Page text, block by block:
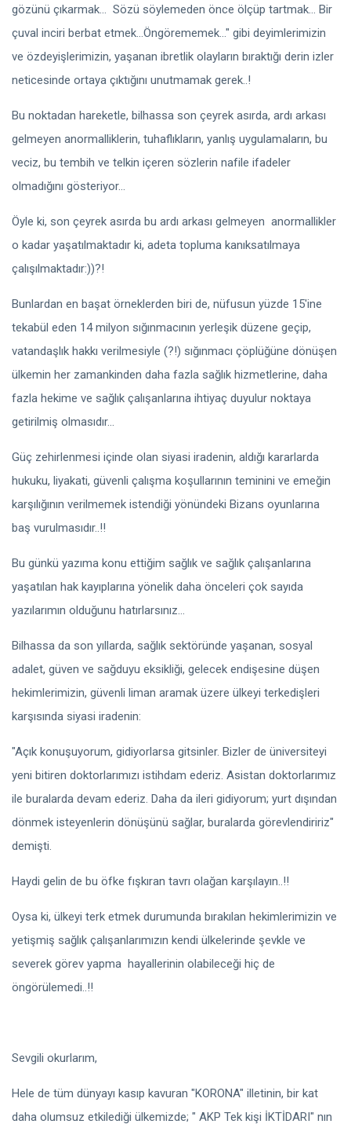
gözünü çıkarmak... Sözü söylemeden önce ölçüp tartmak... Bir
çuval inciri berbat etmek...Öngörememek..." gibi deyimlerimizin
ve özdeyişlerimizin, yaşanan ibretlik olayların bıraktığı derin izler
neticesinde ortaya çıktığını unutmamak gerek..!
Bu noktadan hareketle, bilhassa son çeyrek asırda, ardı arkası
gelmeyen anormalliklerin, tuhaflıkların, yanlış uygulamaların, bu
veciz, bu tembih ve telkin içeren sözlerin nafile ifadeler
olmadığını gösteriyor...
Öyle ki, son çeyrek asırda bu ardı arkası gelmeyen anormallikler
o kadar yaşatılmaktadır ki, adeta topluma kanıksatılmaya
çalışılmaktadır:))?!
Bunlardan en başat örneklerden biri de, nüfusun yüzde 15'ine
tekabül eden 14 milyon sığınmacının yerleşik düzene geçip,
vatandaşlık hakkı verilmesiyle (?!) sığınmacı çöplüğüne dönüşen
ülkemin her zamankinden daha fazla sağlık hizmetlerine, daha
fazla hekime ve sağlık çalışanlarına ihtiyaç duyulur noktaya
getirilmiş olmasıdır...
Güç zehirlenmesi içinde olan siyasi iradenin, aldığı kararlarda
hukuku, liyakati, güvenli çalışma koşullarının teminini ve emeğin
karşılığının verilmemek istendiği yönündeki Bizans oyunlarına
baş vurulmasıdır..!!
Bu günkü yazıma konu ettiğim sağlık ve sağlık çalışanlarına
yaşatılan hak kayıplarına yönelik daha önceleri çok sayıda
yazılarımın olduğunu hatırlarsınız...
Bilhassa da son yıllarda, sağlık sektöründe yaşanan, sosyal
adalet, güven ve sağduyu eksikliği, gelecek endişesine düşen
hekimlerimizin, güvenli liman aramak üzere ülkeyi terkedişleri
karşısında siyasi iradenin:
"Açık konuşuyorum, gidiyorlarsa gitsinler. Bizler de üniversiteyi
yeni bitiren doktorlarımızı istihdam ederiz. Asistan doktorlarımız
ile buralarda devam ederiz. Daha da ileri gidiyorum; yurt dışından
dönmek isteyenlerin dönüşünü sağlar, buralarda görevlendiririz"
demişti.
Haydi gelin de bu öfke fışkıran tavrı olağan karşılayın..!!
Oysa ki, ülkeyi terk etmek durumunda bırakılan hekimlerimizin ve
yetişmiş sağlık çalışanlarımızın kendi ülkelerinde şevkle ve
severek görev yapma hayallerinin olabileceği hiç de
öngörülemedi..!!
Sevgili okurlarım,
Hele de tüm dünyayı kasıp kavuran "KORONA" illetinin, bir kat
daha olumsuz etkilediği ülkemizde; " AKP Tek kişi İKTİDARI" nın